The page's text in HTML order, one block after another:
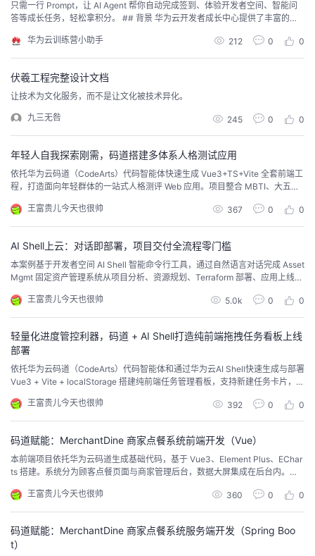
只需一行 Prompt，让 AI Agent 帮你自动完成签到、体验开发者空间、智能问
答等成长任务，轻松拿积分。 ## 背景 华为云开发者成长中心提供了丰富的成
琐，容易遗忘。 现在，huaweicloud-grow Skill 来了！只需给 AI Agent 发送
一行指令，它就会自动帮你完成所有可自动化的任务。 ## 什么是
华为云训练营小助手 212 0 0
伏羲工程完整设计文档
让技术为文化服务，而不是让文化被技术异化。
九三无咎 245 0 0
年轻人自我探索刚需，码道搭建多体系人格测试应用
依托华为云码道（CodeArts）代码智能体快速生成 Vue3+TS+Vite 全套前端工
程，打造面向年轻群体的一站式人格测评 Web 应用。项目整合 MBTI、大五人
人格百科知识库，主打年轻人热衷的人格自测、人设解读、好友人格匹配三大
核心需求。
王富贵儿今天也很帅 367 0 0
AI Shell上云：对话即部署，项目交付全流程零门槛
本案例基于开发者空间 AI Shell 智能命令行工具，通过自然语言对话完成 Asset
Mgmt 固定资产管理系统从项目分析、资源规划、Terraform 部署、应用上线到
到上线。王富贵儿今天也很帅 5.0k 0 0
轻量化进度管控利器，码道 + AI Shell打造纯前端拖拽任务看板上线
部署
依托华为云码道（CodeArts）代码智能体和通过华为云AI Shell快速生成与部署
Vue3 + Vite + localStorage 搭建纯前端任务管理看板，支持新建任务卡片，自
选；全部操作自动存储至 localStorage，页面刷新数据不会丢失，同时部署至
华为云服务器进行上线。
王富贵儿今天也很帅 392 0 0
码道赋能：MerchantDine 商家点餐系统前端开发（Vue）
本前端项目依托华为云码道生成基础代码，基于 Vue3、Element Plus、EChar
ts 搭建。系统分为顾客点餐页面与商家管理后台，数据大屏集成在后台内。通
责菜品、订单管理，借助各类图表直观查看门店经营数据，完整实现餐饮点餐
与经营数据可视化相关前端业务。
王富贵儿今天也很帅 360 0 0
码道赋能：MerchantDine 商家点餐系统服务端开发（Spring Boo
t）